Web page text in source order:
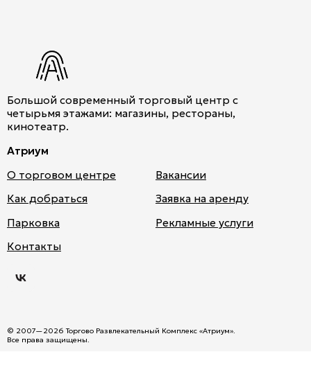
Большой современный торговый центр с
четырьмя этажами: магазины, рестораны,
кинотеатр.
Атриум
О торговом центре
Как добраться
Парковка
Контакты
Вакансии
Заявка на аренду
Рекламные услуги
Атри
Вкон
© 2007—2026 Торгово Развлекательный Комплекс «Атриум».
Все права защищены.